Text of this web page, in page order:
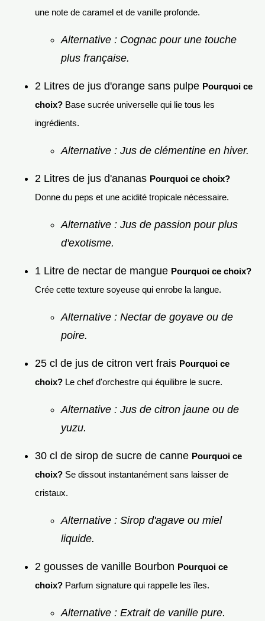
une note de caramel et de vanille profonde.
Alternative : Cognac pour une touche
plus française.
2 Litres de jus d'orange sans pulpe Pourquoi ce
choix? Base sucrée universelle qui lie tous les
ingrédients.
Alternative : Jus de clémentine en hiver.
2 Litres de jus d'ananas Pourquoi ce choix?
Donne du peps et une acidité tropicale nécessaire.
Alternative : Jus de passion pour plus
d'exotisme.
1 Litre de nectar de mangue Pourquoi ce choix?
Crée cette texture soyeuse qui enrobe la langue.
Alternative : Nectar de goyave ou de
poire.
25 cl de jus de citron vert frais Pourquoi ce
choix? Le chef d'orchestre qui équilibre le sucre.
Alternative : Jus de citron jaune ou de
yuzu.
30 cl de sirop de sucre de canne Pourquoi ce
choix? Se dissout instantanément sans laisser de
cristaux.
Alternative : Sirop d'agave ou miel
liquide.
2 gousses de vanille Bourbon Pourquoi ce
choix? Parfum signature qui rappelle les îles.
Alternative : Extrait de vanille pure.